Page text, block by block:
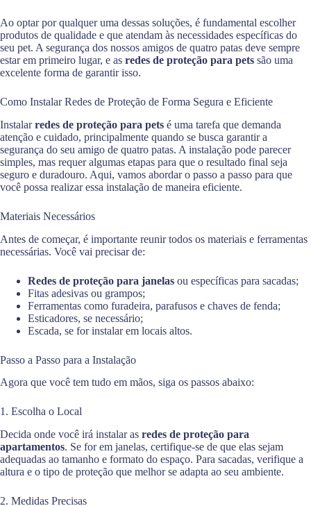
Ao optar por qualquer uma dessas soluções, é fundamental escolher
produtos de qualidade e que atendam às necessidades específicas do
seu pet. A segurança dos nossos amigos de quatro patas deve sempre
estar em primeiro lugar, e as redes de proteção para pets são uma
excelente forma de garantir isso.
Como Instalar Redes de Proteção de Forma Segura e Eficiente
Instalarredes de proteção para pets é uma tarefa que demanda
atenção e cuidado, principalmente quando se busca garantir a
segurança do seu amigo de quatro patas. A instalação pode parecer
simples, mas requer algumas etapas para que o resultado final seja
seguro e duradouro. Aqui, vamos abordar o passo a passo para que
você possa realizar essa instalação de maneira eficiente.
Materiais Necessários
Antes de começar, é importante reunir todos os materiais e ferramentas
necessárias. Você vai precisar de:
Redes de proteção para janelas ou específicas para sacadas;
Fitas adesivas ou grampos;
Ferramentas como furadeira, parafusos e chaves de fenda;
Esticadores, se necessário;
Escada, se for instalar em locais altos.
Passo a Passo para a Instalação
Agora que você tem tudo em mãos, siga os passos abaixo:
1. Escolha o Local
Decida onde você irá instalar as redes de proteção para
apartamentos. Se for em janelas, certifique-se de que elas sejam
adequadas ao tamanho e formato do espaço. Para sacadas, verifique a
altura e o tipo de proteção que melhor se adapta ao seu ambiente.
2. Medidas Precisas